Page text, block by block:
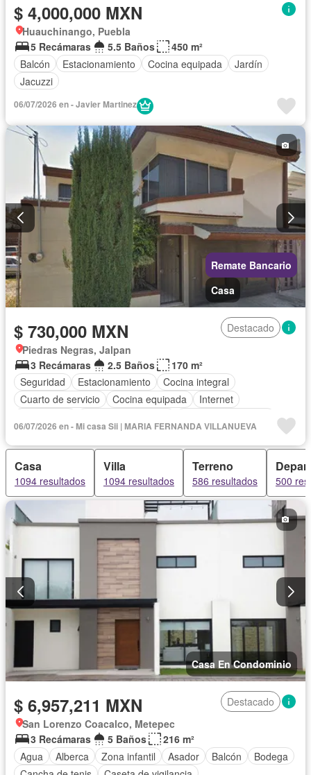
$ 4,000,000 MXN
Huauchinango, Puebla
5 Recámaras
5.5 Baños
450 m²
Balcón
Estacionamiento Cocina equipada
Jardín
Jacuzzi
06/07/2026 en - Javier Martinez
Remate Bancario
Casa
$ 730,000 MXN
Destacado
Piedras Negras, Jalpan
3 Recámaras
2.5 Baños
170 m²
Seguridad
Estacionamiento
Cocina integral
Cuarto de servicio
Cocina equipada
Internet
Recámara con closet
Sin amueblar
06/07/2026 en - Mi casa Sii | MARIA FERNANDA VILLANUEVA
Casa
1094 resultados
Villa
1094 resultados
Terreno
586 resultados 500
Casa En Condominio
$ 6,957,211 MXN
Destacado
San Lorenzo Coacalco, Metepec
3 Recámaras
5 Baños
216 m²
Agua
Alberca Zona infantil Asador Balcón
Bodega